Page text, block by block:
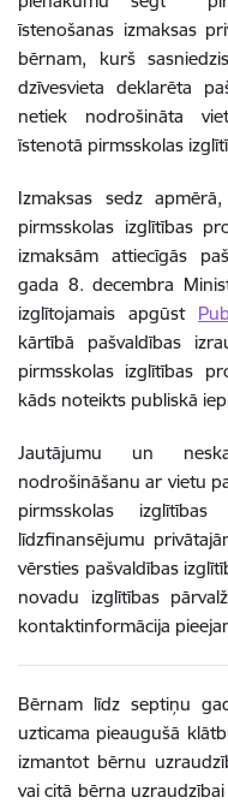
īstenošanas izmaksas
bērnam, kurš
dzīvesvieta deklarēta
netiek nodrošināta
īstenotā pirmsskolas
Izmaksas sedz
pirmsskolas izglītības
izmaksām attiecīgās
gada 8. decembra
izglītojamais apgūst
kārtībā pašvaldības
pirmsskolas izglītības
kāds noteikts publiskā
Jautājumu un
nodrošināšanu ar vietu
pirmsskolas
līdzfinansējumu
vērsties pašvaldības
novadu izglītības
kontaktinformācija
Bērnam līdz septiņu
uzticama pieaugušā
izmantot bērnu
vai citā bērna